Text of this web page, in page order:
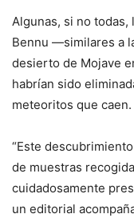
Algunas, si no todas,
Bennu —similares a
desierto de Mojave
habrían sido
meteoritos que caen.
“Este
de muestras
cuidadosamente
un editorial